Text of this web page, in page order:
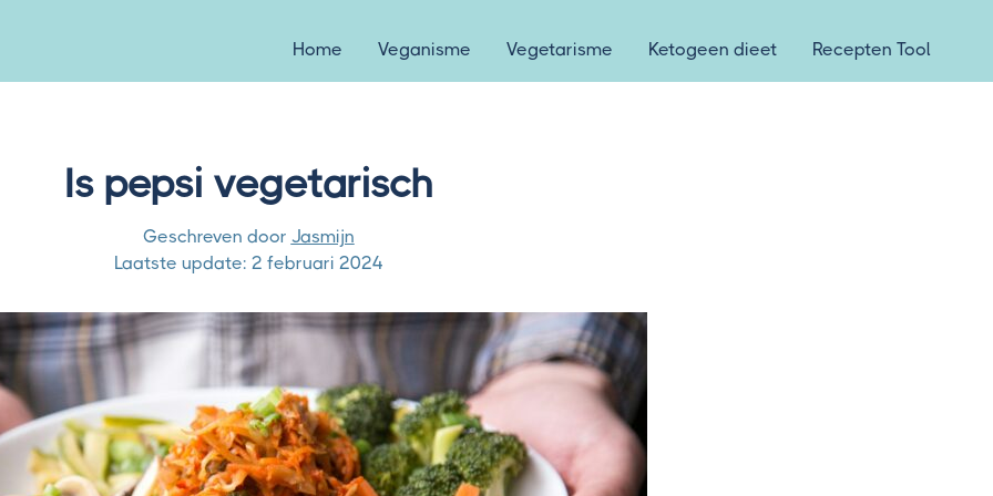
Home Veganisme Vegetarisme Ketogeen dieet Recepten Tool
Is pepsi vegetarisch
Geschreven door Jasmijn
Laatste update: 2 februari 2024